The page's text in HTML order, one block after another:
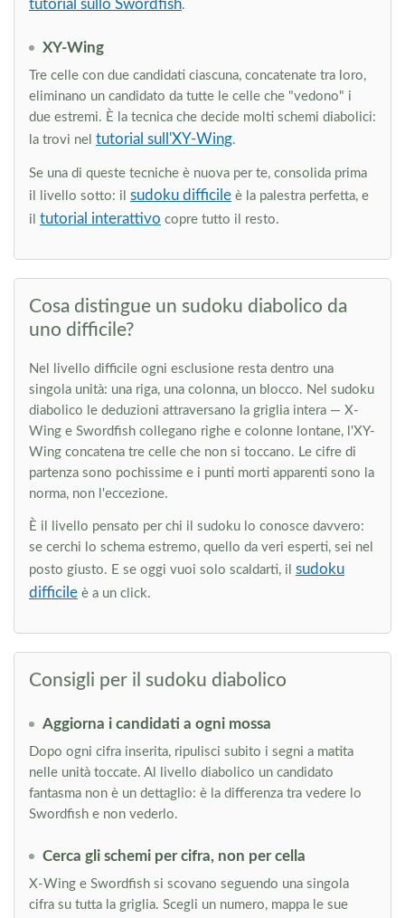
tutorial sullo Swordfish.
XY-Wing
Tre celle con due candidati ciascuna, concatenate tra loro,
eliminano un candidato da tutte le celle che "vedono" i
due estremi. È la tecnica che decide molti schemi diabolici:
la trovi nel tutorial sull'XY-Wing.
Se una di queste tecniche è nuova per te, consolida prima
il livello sotto: il sudoku difficile è la palestra perfetta, e
il tutorial interattivo copre tutto il resto.
Cosa distingue un sudoku diabolico da
uno difficile?
Nel livello difficile ogni esclusione resta dentro una
singola unità: una riga, una colonna, un blocco. Nel sudoku
diabolico le deduzioni attraversano la griglia intera — X-
Wing e Swordfish collegano righe e colonne lontane, l'XY-
Wing concatena tre celle che non si toccano. Le cifre di
partenza sono pochissime e i punti morti apparenti sono la
norma, non l'eccezione.
È il livello pensato per chi il sudoku lo conosce davvero:
se cerchi lo schema estremo, quello da veri esperti, sei nel
posto giusto. E se oggi vuoi solo scaldarti, il sudoku
difficile è a un click.
Consigli per il sudoku diabolico
Aggiorna i candidati a ogni mossa
Dopo ogni cifra inserita, ripulisci subito i segni a matita
nelle unità toccate. Al livello diabolico un candidato
fantasma non è un dettaglio: è la differenza tra vedere lo
Swordfish e non vederlo.
Cerca gli schemi per cifra, non per cella
X-Wing e Swordfish si scovano seguendo una singola
cifra su tutta la griglia. Scegli un numero, mappa le sue